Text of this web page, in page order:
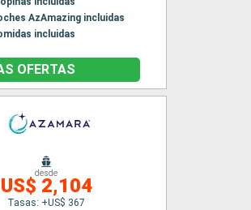
AzAmazing incluidas
incluidas
OFERTAS
desde
US$ 2,104
Tasas: +US$ 367